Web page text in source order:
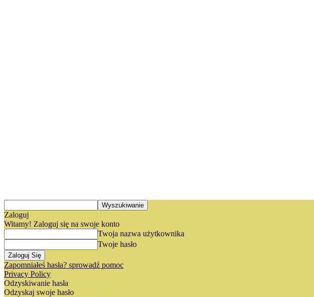
Zaloguj
Witamy! Zaloguj się na swoje konto
Twoja nazwa użytkownika
Twoje hasło
Zapomniałeś hasła? sprowadź pomoc
Privacy Policy
Odzyskiwanie hasła
Odzyskaj swoje hasło